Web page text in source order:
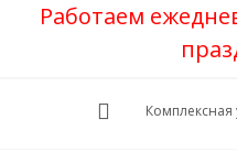
Работаем
Комплексная